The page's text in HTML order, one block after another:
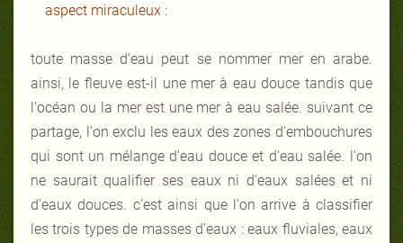
aspect miraculeux :
toute masse d'eau peut se nommer mer en arabe.
ainsi, le fleuve est-il une mer à eau douce tandis que
l'océan ou la mer est une mer à eau salée. suivant ce
partage, l'on exclu les eaux des zones d'embouchures
qui sont un mélange d'eau douce et d'eau salée. l'on
ne saurait qualifier ses eaux ni d'eaux salées et ni
d'eaux douces. c'est ainsi que l'on arrive à classifier
les trois types de masses d'eaux : eaux fluviales, eaux